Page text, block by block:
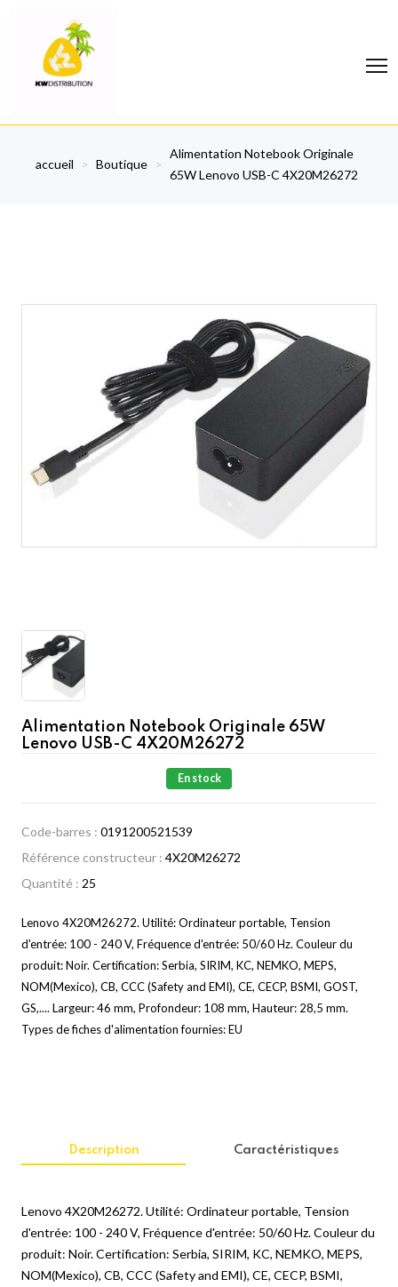
accueil > Boutique >
Alimentation Notebook Originale
65W Lenovo USB-C 4X20M26272
Alimentation Notebook Originale 65W
Lenovo USB-C 4X20M26272
En stock
Code-barres : 0191200521539
Référence constructeur : 4X20M26272
Quantité : 25
Lenovo 4X20M26272. Utilité: Ordinateur portable, Tension
d'entrée: 100 - 240 V, Fréquence d'entrée: 50/60 Hz. Couleur du
produit: Noir. Certification: Serbia, SIRIM, KC, NEMKO, MEPS,
NOM(Mexico), CB, CCC (Safety and EMI), CE, CECP, BSMI, GOST,
GS,.... Largeur: 46 mm, Profondeur: 108 mm, Hauteur: 28,5 mm.
Types de fiches d'alimentation fournies: EU
Description Caractéristiques
Lenovo 4X20M26272. Utilité: Ordinateur portable, Tension
d'entrée: 100 - 240 V, Fréquence d'entrée: 50/60 Hz. Couleur du
produit: Noir. Certification: Serbia, SIRIM, KC, NEMKO, MEPS,
NOM(Mexico), CB, CCC (Safety and EMI), CE, CECP, BSMI,